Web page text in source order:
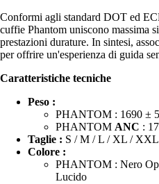
Conformi agli standard DOT ed
cuffie Phantom uniscono massima
prestazioni durature. In sintesi,
per offrire un'esperienza di guida
Caratteristiche tecniche
Peso :
PHANTOM : 1690 ±
PHANTOM ANC :
Taglie : S / M / L / XL / XXL
Colore :
PHANTOM : Nero
Lucido